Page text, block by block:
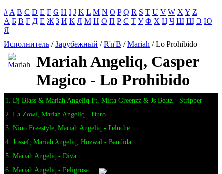
# A B C D E F G H I J K L M N O P Q R S T U V W X Y Z
А Б В Г Д Е Ж З И К Л М Н О П Р С Т У Ф Х Ц Ч Ш Щ Э Ю
Я
Исполнитель /Зарубежный /R'n'B /Mariah / Lo Prohibido
Mariah Angeliq, Casper
Magico - Lo Prohibido
1. Dj Blass & Mariah Angeliq Ft. Mista Greenzz & Js Beatz - Stripper
2. La Zowi, Mariah Angeliq - Duro
3. Nino Freestyle, Mariah Angeliq - Peluche
4. Jossef, Mariah Angeliq, Hozwal - Bandida
5. Mariah Angeliq - Diva
6. Mariah Angeliq - Peligrosa